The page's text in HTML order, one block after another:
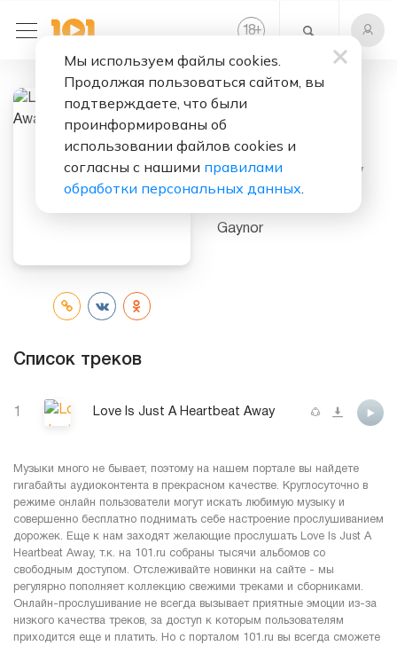
18+
Слушать бесплатно
Love Is Just A
Heartbeat Away
Gaynor
Список треков
1 Love Is Just A Heartbeat Away
Музыки много не бывает, поэтому на нашем портале вы найдете
гигабайты аудиоконтента в прекрасном качестве. Круглосуточно в
режиме онлайн пользователи могут искать любимую музыку и
совершенно бесплатно поднимать себе настроение прослушиванием
дорожек. Еще к нам заходят желающие прослушать Love Is Just A
Heartbeat Away, т.к. на 101.ru собраны тысячи альбомов со
свободным доступом. Отслеживайте новинки на сайте - мы
регулярно пополняет коллекцию свежими треками и сборниками.
Онлайн-прослушивание не всегда вызывает приятные эмоции из-за
низкого качества треков, за доступ к которым пользователям
приходится еще и платить. Но с порталом 101.ru вы всегда сможете
Мы используем файлы cookies.
Продолжая пользоваться сайтом, вы
подтверждаете, что были
проинформированы об
использовании файлов cookies и
согласны с нашими правилами
обработки персональных данных.